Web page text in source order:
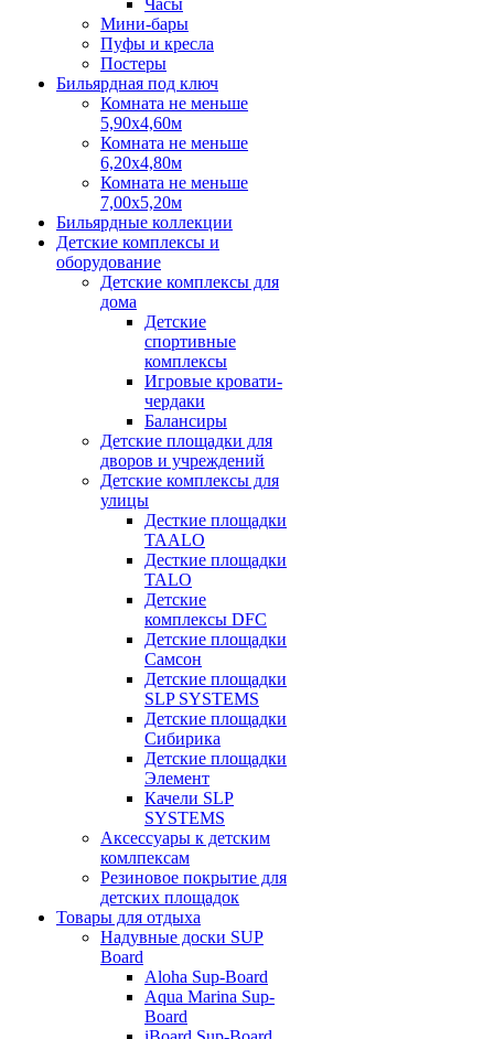
Часы
Мини-бары
Пуфы и кресла
Постеры
Бильярдная под ключ
Комната не меньше
5,90х4,60м
Комната не меньше
6,20х4,80м
Комната не меньше
7,00х5,20м
Бильярдные коллекции
Детские комплексы и
оборудование
Детские комплексы для
дома
Детские
спортивные
комплексы
Игровые кровати-
чердаки
Балансиры
Детские площадки для
дворов и учреждений
Детские комплексы для
улицы
Десткие площадки
TAALO
Десткие площадки
TALO
Детские
комплексы DFC
Детские площадки
Самсон
Детские площадки
SLP SYSTEMS
Детские площадки
Сибирика
Детские площадки
Элемент
Качели SLP
SYSTEMS
Аксессуары к детским
комлпексам
Резиновое покрытие для
детских площадок
Товары для отдыха
Надувные доски SUP
Board
Aloha Sup-Board
Aqua Marina Sup-
Board